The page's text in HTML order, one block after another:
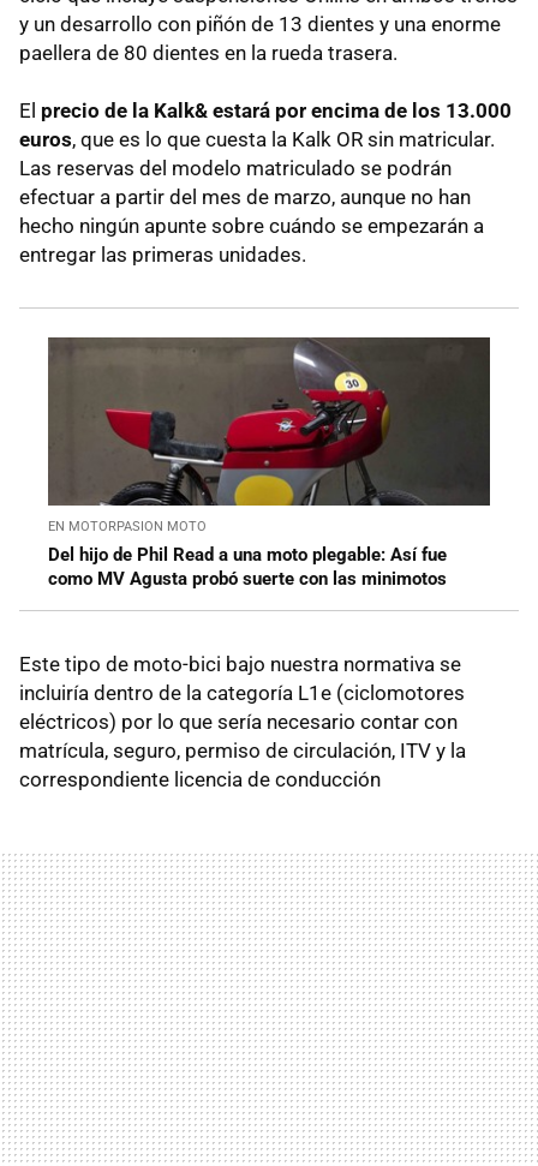
y un desarrollo con piñón de 13 dientes y una enorme
paellera de 80 dientes en la rueda trasera.
El precio de la Kalk& estará por encima de los 13.000
euros, que es lo que cuesta la Kalk OR sin matricular.
Las reservas del modelo matriculado se podrán
efectuar a partir del mes de marzo, aunque no han
hecho ningún apunte sobre cuándo se empezarán a
entregar las primeras unidades.
EN MOTORPASION MOTO
Del hijo de Phil Read a una moto plegable: Así fue
como MV Agusta probó suerte con las minimotos
Este tipo de moto-bici bajo nuestra normativa se
incluiría dentro de la categoría L1e (ciclomotores
eléctricos) por lo que sería necesario contar con
matrícula, seguro, permiso de circulación, ITV y la
correspondiente licencia de conducción